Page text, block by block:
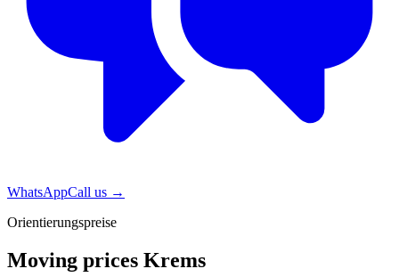
WhatsAppCall us →
Orientierungspreise
Moving prices Krems